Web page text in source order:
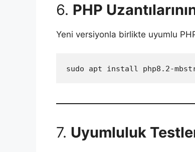
6. PHP
Yeni versiyonla birlikte uyumlu
sudo apt install php8.2-
7. Uyumluluk